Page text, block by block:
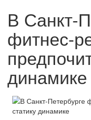
В Санкт-
фитнес-
динамике